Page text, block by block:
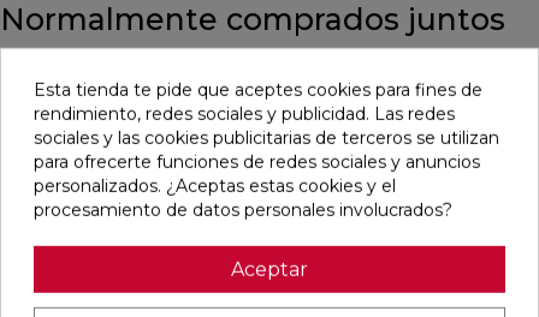
Normalmente comprados juntos
CLASE 2
favorite
Esta tienda te pide que aceptes cookies para fines de
rendimiento, redes sociales y publicidad. Las redes
sociales y las cookies publicitarias de terceros se utilizan
para ofrecerte funciones de redes sociales y anuncios
personalizados. ¿Aceptas estas cookies y el
procesamiento de datos personales involucrados?
Aceptar